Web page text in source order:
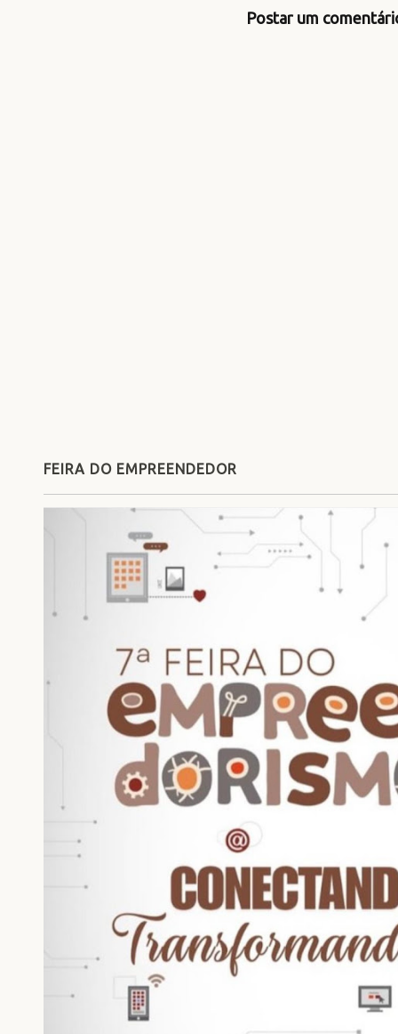
Postar um
FEIRA DO EMPREENDEDOR